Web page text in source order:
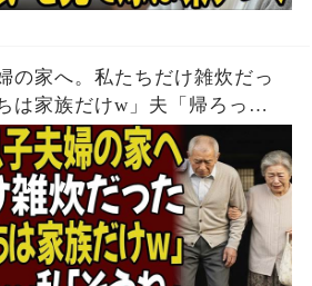
の家へ。私たちだけ雑炊だっ
は家族だけw」夫「帰ろっ
→翌日、息子嫁から100件の鬼